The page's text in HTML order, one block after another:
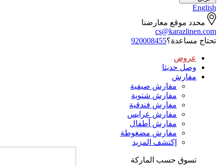
English
محدد موقع معارضنا
cs@karazlinen.com
تحتاج مساعدة؟920008455
عروض
وصل حديثا
مفارش
مفارش صيفية
مفارش شتوية
مفارش فندقية
مفارش عرايس
مفارش أطفال
مفارش مضغوطة
إكتشف المزيد
تسوق حسب الماركة